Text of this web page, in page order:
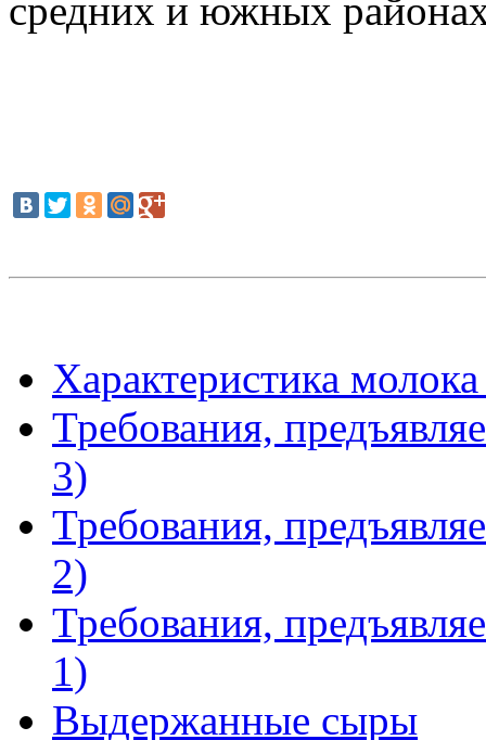
средних и южных
Характеристика
Требования,
3)
Требования,
2)
Требования,
1)
Выдержанные сыры